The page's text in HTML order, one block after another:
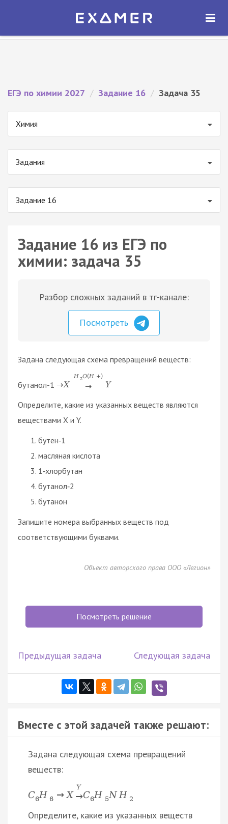
Экзамер — ЕГЭ 2027
ОТКРЫТЬ
ЕГЭ по химии 2027 / Задание 16 / Задача 35
Химия
Задания
Задание 16
Задание 16 из ЕГЭ по
химии: задача 35
Разбор сложных заданий в тг-канале:
Посмотреть
Задана следующая схема превращений веществ:
бутанол-1 →X
H 2O(H +)
→ Y
Определите, какие из указанных веществ являются
веществами X и Y.
бутен‑1
масляная кислота
1‑хлорбутан
бутанол‑2
бутанон
Запишите номера выбранных веществ под
соответствующими буквами.
Объект авторского права ООО «Легион»
Посмотреть решение
Предыдущая задача Следующая задача
Вместе с этой задачей также решают:
Задана следующая схема превращений
веществ:
C6H 6 → X
Y
→C6H 5N H 2
Определите, какие из указанных веществ